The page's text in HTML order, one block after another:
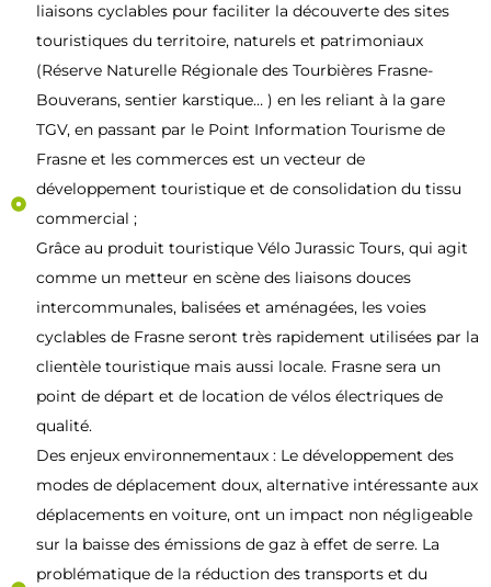
liaisons cyclables pour faciliter la découverte des sites
touristiques du territoire, naturels et patrimoniaux
(Réserve Naturelle Régionale des Tourbières Frasne-
Bouverans, sentier karstique… ) en les reliant à la gare
TGV, en passant par le Point Information Tourisme de
Frasne et les commerces est un vecteur de
développement touristique et de consolidation du tissu
commercial ;
Grâce au produit touristique Vélo Jurassic Tours, qui agit
comme un metteur en scène des liaisons douces
intercommunales, balisées et aménagées, les voies
cyclables de Frasne seront très rapidement utilisées par la
clientèle touristique mais aussi locale. Frasne sera un
point de départ et de location de vélos électriques de
qualité.
Des enjeux environnementaux : Le développement des
modes de déplacement doux, alternative intéressante aux
déplacements en voiture, ont un impact non négligeable
sur la baisse des émissions de gaz à effet de serre. La
problématique de la réduction des transports et du